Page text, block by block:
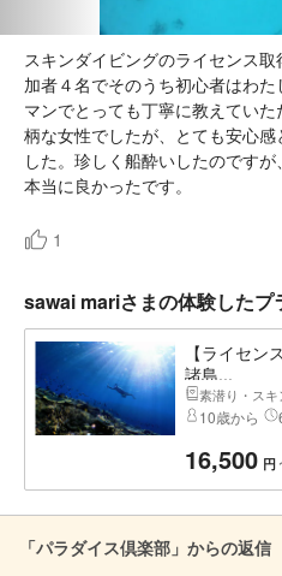
スキンダイビングのライセンス
加者４名でそのうち初心者はわ
マンでとっても丁寧に教えてい
柄な女性でしたが、とても安心
した。珍しく船酔いしたのです
本当に良かったです。
1
sawai mariさまの体験したプ
【ライセン
諸島...
素潜り・ス
10歳から
16,500 円
「パラダイス倶楽部」からの返信